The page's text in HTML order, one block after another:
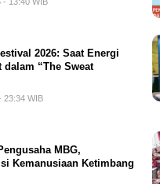
- 13:40 WIB
2026: Saat Energi
dalam “The Sweat
23:34 WIB
MBG,
Kemanusiaan Ketimbang